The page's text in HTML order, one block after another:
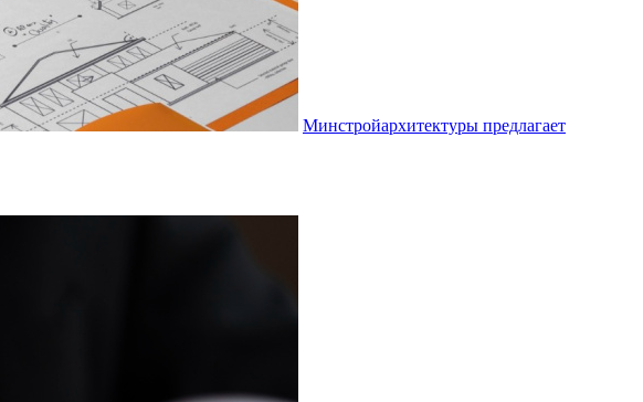
Минстройархитектуры предлагает